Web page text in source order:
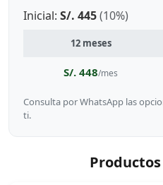
Inicial: S/. 445(10%)
12 meses
S/. 448/mes
Consulta por WhatsApp las
ti.